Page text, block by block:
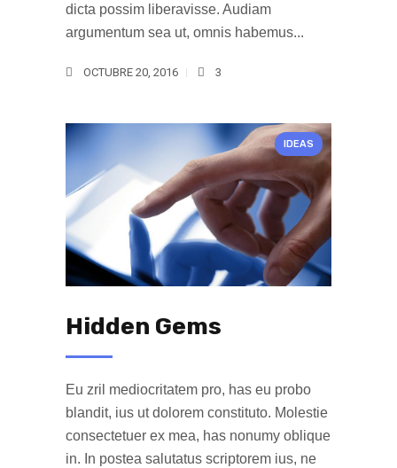
dicta possim liberavisse. Audiam
argumentum sea ut, omnis habemus...
OCTUBRE 20, 2016 3
IDEAS
Hidden Gems
Eu zril mediocritatem pro, has eu probo
blandit, ius ut dolorem constituto. Molestie
consectetuer ex mea, has nonumy oblique
in. In postea salutatus scriptorem ius, ne